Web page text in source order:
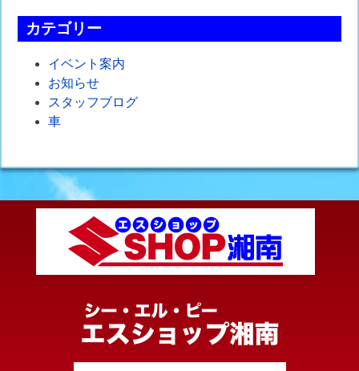
カテゴリー
イベント案内
お知らせ
スタッフブログ
車